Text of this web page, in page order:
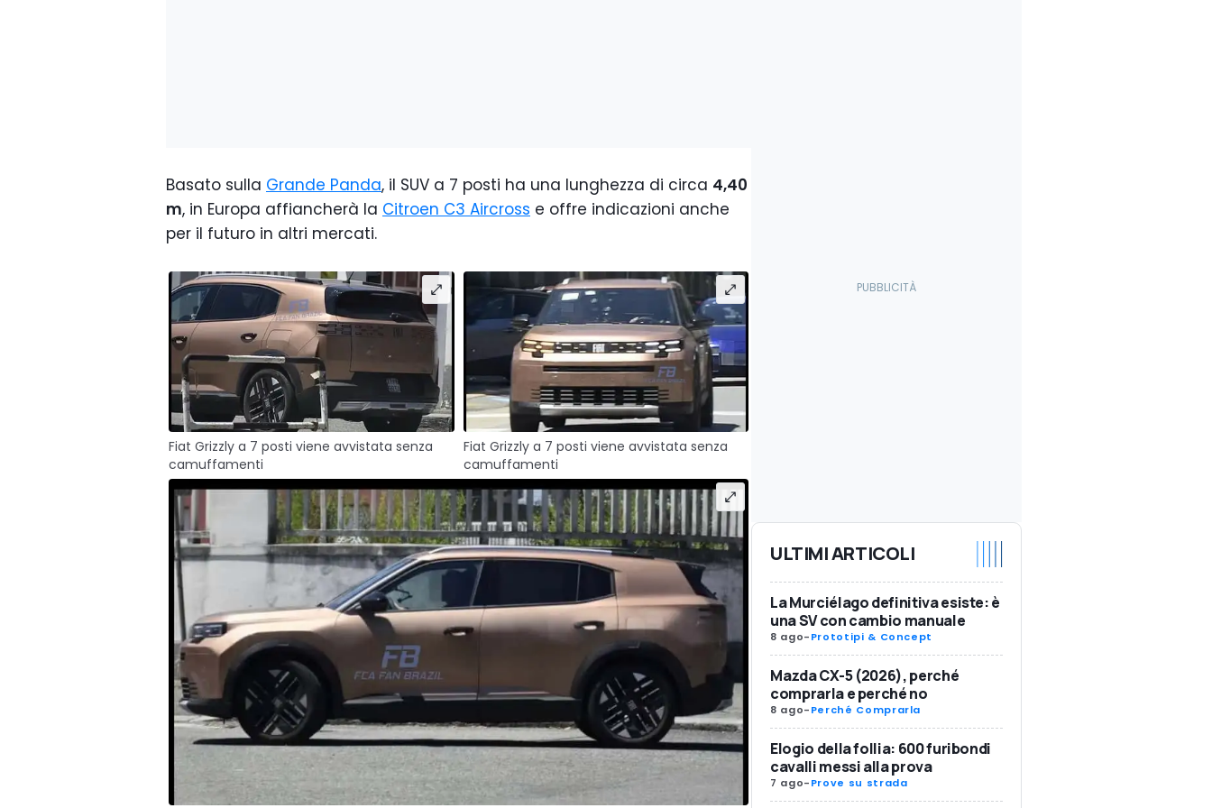
Basato sulla Grande Panda, il SUV a 7 posti ha una lunghezza di circa 4,40
m, in Europa affiancherà la Citroen C3 Aircross e offre indicazioni anche
per il futuro in altri mercati.
Fiat Grizzly a 7 posti viene avvistata senza
camuffamenti
Fiat Grizzly a 7 posti viene avvistata senza
camuffamenti
ULTIMI ARTICOLI
La Murciélago definitiva esiste: è
una SV con cambio manuale
8 ago-Prototipi & Concept
Mazda CX-5 (2026), perché
comprarla e perché no
8 ago-Perché Comprarla
Elogio della follia: 600 furibondi
cavalli messi alla prova
7 ago-Prove su strada